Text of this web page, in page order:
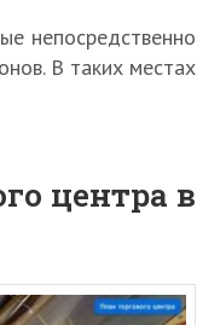
непосредственно
В таких местах
центра в